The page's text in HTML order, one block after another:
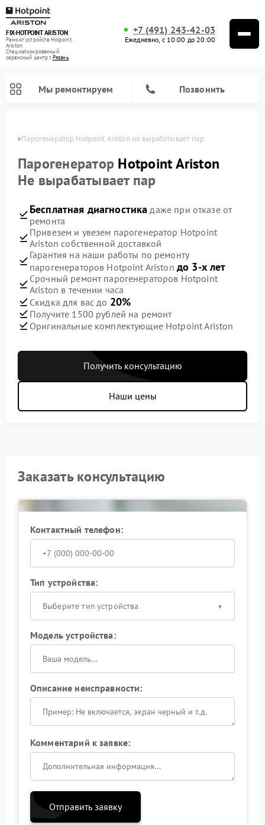
FIX-HOTPOINT ARISTON
Ремонт устройств Hotpoint
Ariston
Специализированный
cервисный центр г.Рязань
+7 (491) 243-42-03
Ежедневно, с 10:00 до 20:00
Мы ремонтируем Позвонить
Парогенератор Hotpoint Ariston не вырабатывает пар
Парогенератор Hotpoint Ariston
Не вырабатывает пар
Бесплатная диагностика даже при отказе от
ремонта
Привезем и увезем парогенератор Hotpoint
Ariston собственной доставкой
Гарантия на наши работы по ремонту
парогенераторов Hotpoint Ariston до 3-х лет
Срочный ремонт парогенераторов Hotpoint
Ariston в течении часа
Скидка для вас до 20%
Получите 1500 рублей на ремонт
Оригинальные комплектующие Hotpoint Ariston
Получить консультацию
Наши цены
Заказать консультацию
Контактный телефон:
Тип устройства:
Выберите тип устройства
Модель устройства:
Описание неисправности:
Комментарий к заявке:
Отправить заявку